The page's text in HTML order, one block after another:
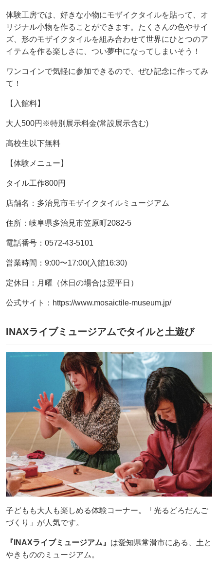
体験工房では、好きな小物にモザイクタイルを貼って、オ
リジナル小物を作ることができます。たくさんの色やサイ
ズ、形のモザイクタイルを組み合わせて世界にひとつのア
イテムを作る楽しさに、つい夢中になってしまいそう！
ワンコインで気軽に参加できるので、ぜひ記念に作ってみ
て！
【入館料】
大人500円※特別展示料金(常設展示含む)
高校生以下無料
【体験メニュー】
タイル工作800円
店舗名：多治見市モザイクタイルミュージアム
住所：岐阜県多治見市笠原町2082-5
電話番号：0572-43-5101
営業時間：9:00〜17:00(入館16:30)
定休日：月曜（休日の場合は翌平日）
公式サイト：https://www.mosaictile-museum.jp/
INAXライブミュージアムでタイルと土遊び
子どもも大人も楽しめる体験コーナー。「光るどろだんご
づくり」が人気です。
『INAXライブミュージアム』 は愛知県常滑市にある、土と
やきもののミュージアム。